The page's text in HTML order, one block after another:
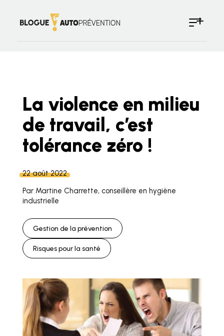
La violence en milieu
de travail, c’est
tolérance zéro !
22 août 2022
Par Martine Charrette, conseillère en hygiène
industrielle
Gestion de la prévention
Risques pour la santé